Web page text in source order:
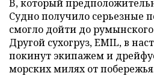
B, который
Судно получило серьезные
смогло дойти до
Другой сухогруз, EMIL, в
покинут экипажем и
морских милях от